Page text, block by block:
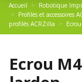
Accueil Robotique
Profilés et accessoires
profilés ACRZilla
Ecrou